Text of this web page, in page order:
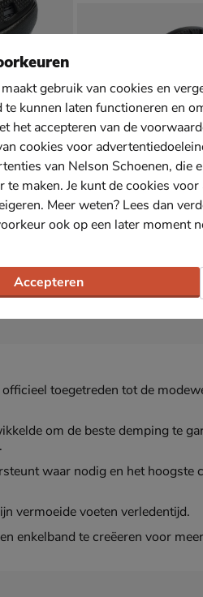
toegetreden tot de
om de beste demping te
waar nodig en het hoogste
vermoeide voeten verledentijd.
enkelband te creëeren voor
gebruik van cookies en
te kunnen laten functioneren en
het accepteren van de
cookies voor
van Nelson Schoenen, die
te maken. Je kunt de cookies
Meer weten? Lees dan
ook op een later moment
Accepteren